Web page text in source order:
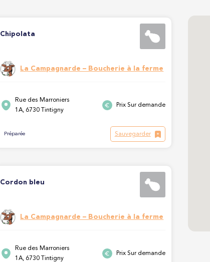
Chipolata
La Campagnarde – Boucherie à la ferme
Rue des Marroniers
1A, 6730 Tintigny
Prix Sur demande
Préparée Sauvegarder
Cordon bleu
La Campagnarde – Boucherie à la ferme
Rue des Marroniers
1A, 6730 Tintigny
Prix Sur demande